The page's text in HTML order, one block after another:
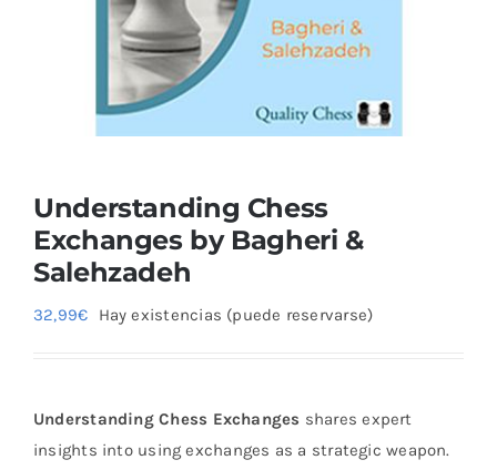
Understanding Chess
Exchanges by Bagheri &
Salehzadeh
32,99€ Hay existencias (puede reservarse)
Understanding Chess Exchanges shares expert
insights into using exchanges as a strategic weapon.